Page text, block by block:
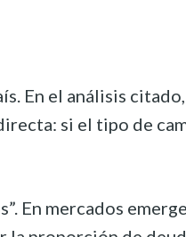
En el análisis
directa: si el tipo de
En mercados